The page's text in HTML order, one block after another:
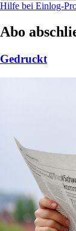
Hilfe bei Einlog-
Abo
Gedruckt